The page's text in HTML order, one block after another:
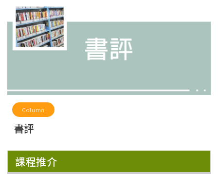
Column
書評
課程推介